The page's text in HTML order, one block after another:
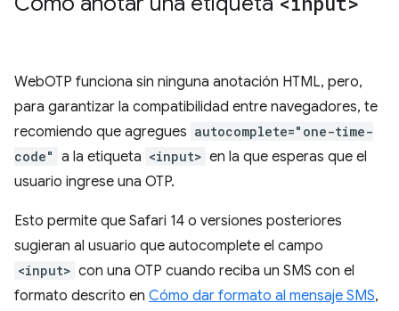
WebOTP funciona sin ninguna anotación HTML, pero,
para garantizar la compatibilidad entre navegadores, te
recomiendo que agregues autocomplete="one-time-
code" a la etiqueta <input> en la que esperas que el
usuario ingrese una OTP.
Esto permite que Safari 14 o versiones posteriores
sugieran al usuario que autocomplete el campo
<input> con una OTP cuando reciba un SMS con el
formato descrito en Cómo dar formato al mensaje SMS,